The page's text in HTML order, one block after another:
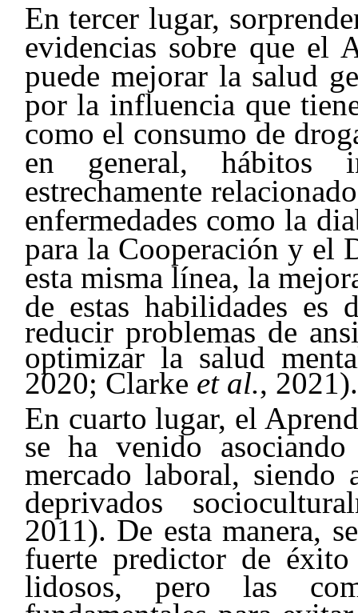
En tercer lugar,
evidencias sobre que el
puede mejorar la salud
por la influencia que
como el consumo de
en general, hábitos
estrechamente
enfermedades como la
para la Cooperación y el
esta misma línea, la
de estas habilidades
reducir problemas de
optimizar la salud
2020; Clarke et al., 2021).
En cuarto lugar, el
se ha venido
mercado laboral, siendo
deprivados
2011). De esta manera,
fuerte predictor de
lidosos, pero las